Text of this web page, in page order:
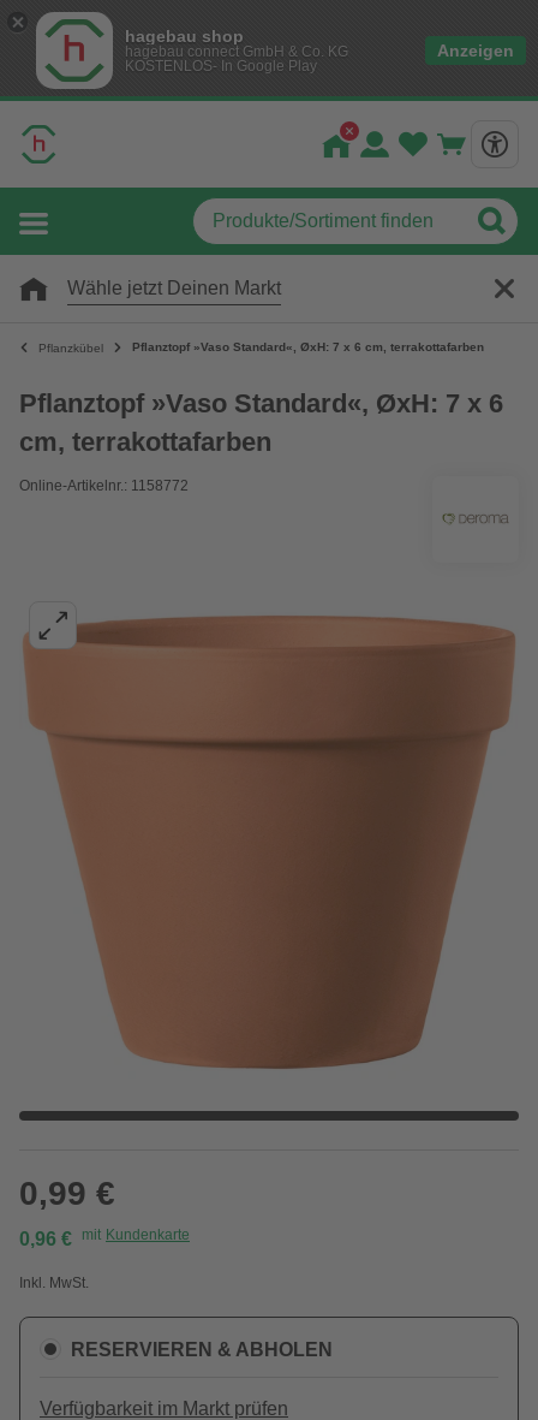
hagebau shop
hagebau connect GmbH & Co. KG
KOSTENLOS- In Google Play
Anzeigen
Wähle jetzt Deinen Markt
Pflanzkübel Pflanztopf »Vaso Standard«, ØxH: 7 x 6 cm, terrakottafarben
Pflanztopf »Vaso Standard«, ØxH: 7 x 6
cm, terrakottafarben
Online-Artikelnr.: 1158772
0,99 €
0,96 € mit Kundenkarte
Inkl. MwSt.
RESERVIEREN & ABHOLEN
Verfügbarkeit im Markt prüfen